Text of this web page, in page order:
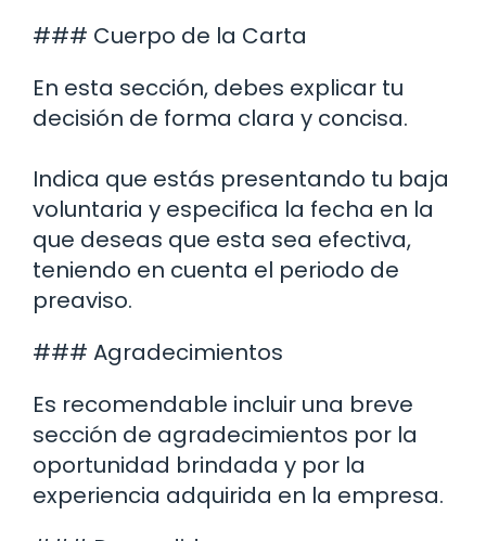
### Cuerpo de la Carta
En esta sección, debes explicar tu
decisión de forma clara y concisa.
Indica que estás presentando tu baja
voluntaria y especifica la fecha en la
que deseas que esta sea efectiva,
teniendo en cuenta el periodo de
preaviso.
### Agradecimientos
Es recomendable incluir una breve
sección de agradecimientos por la
oportunidad brindada y por la
experiencia adquirida en la empresa.